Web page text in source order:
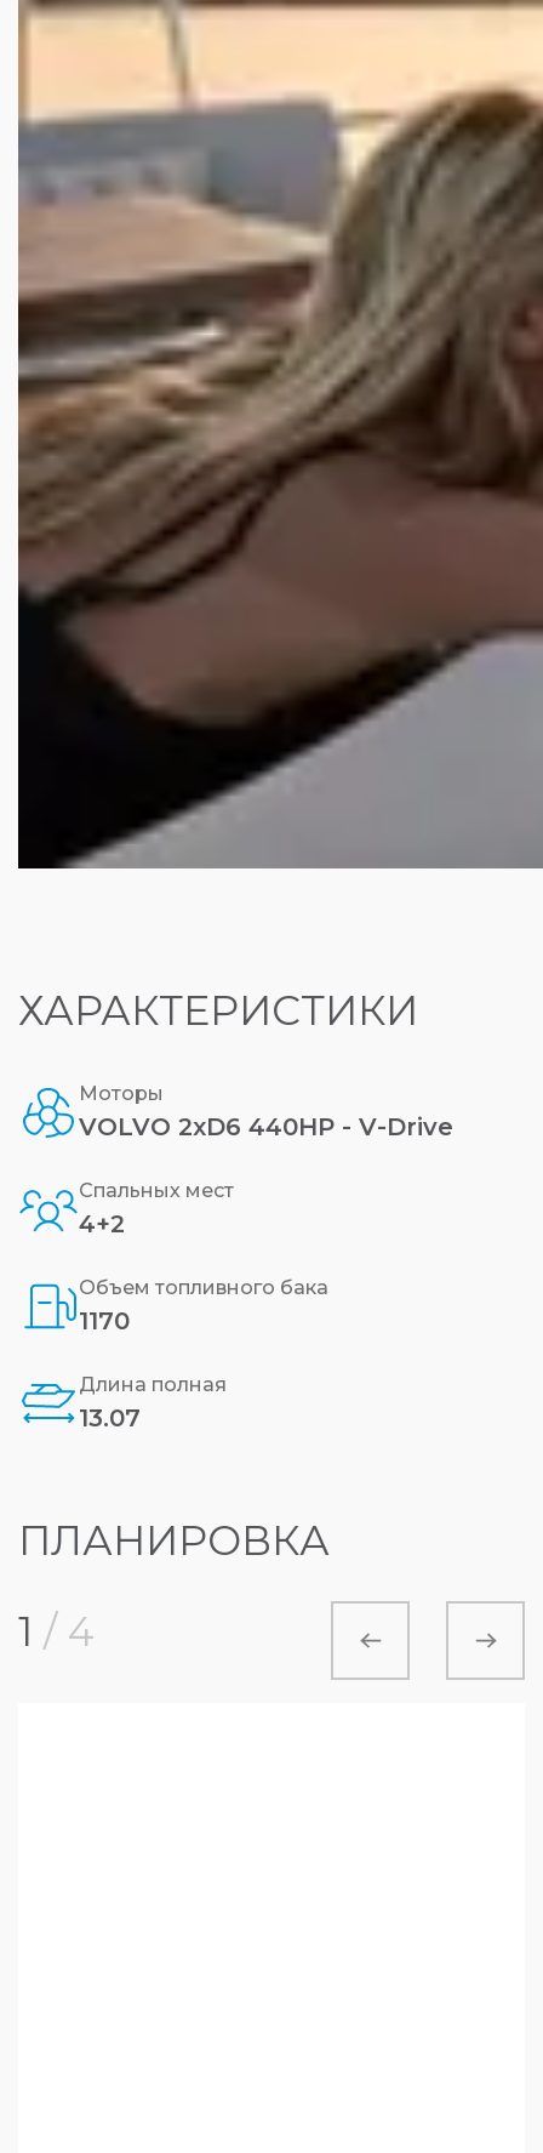
ХАРАКТЕРИСТИКИ
Моторы
VOLVO 2xD6 440HP - V-Drive
Спальных мест
4+2
Объем топливного бака
1170
Длина полная
13.07
ПЛАНИРОВКА
1 / 4